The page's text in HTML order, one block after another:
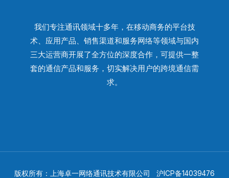
我们专注通讯领域十多年，在移动商务的平台技
术、应用产品、销售渠道和服务网络等领域与国内
三大运营商开展了全方位的深度合作，可提供一整
套的通信产品和服务，切实解决用户的跨境通信需
求。
版权所有：上海卓一网络通讯技术有限公司 沪ICP备14039476